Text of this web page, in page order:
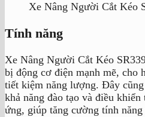
Xe Nâng Người Cắt Kéo
Tính năng
Xe Nâng Người Cắt Kéo
bị động cơ điện mạnh mẽ, cho
tiết kiệm năng lượng. Đây
khả năng đào tạo và điều
ứng, giúp tăng cường tính